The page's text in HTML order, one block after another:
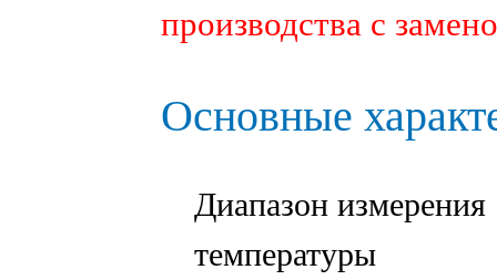
производства с
Основные
Диапазон измерения
температуры